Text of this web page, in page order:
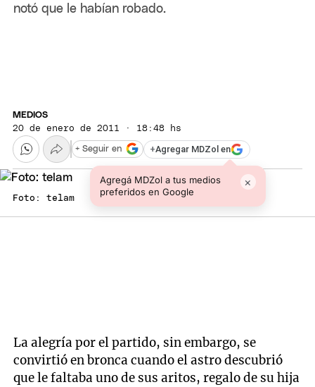
notó que le habían robado.
MEDIOS
20 de enero de 2011 · 18:48 hs
+Agregar MDZol en
Agregá MDZol a tus medios
preferidos en Google
×
+ Seguir en
Foto: telam
La alegría por el partido, sin embargo, se
convirtió en bronca cuando el astro descubrió
que le faltaba uno de sus aritos, regalo de su hija